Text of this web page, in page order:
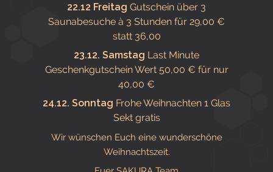
22.12 Freitag Gutschein über 3
Saunabesuche à 3 Stunden für 29,00 €
statt 36,00
23.12. Samstag Last Minute
Geschenkgutschein Wert 50,00 € für nur
40,00 €
24.12. Sonntag Frohe Weihnachten 1 Glas
Sekt gratis
Wir wünschen Euch eine wunderschöne
Weihnachtszeit.